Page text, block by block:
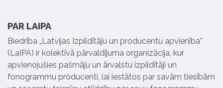
PAR LAIPA
Biedrība „Latvijas Izpildītāju un producentu apvienība”
(LaIPA) ir kolektīvā pārvaldījuma organizācija, kur
apvienojušies pašmāju un ārvalstu izpildītāji un
fonogrammu producenti, lai iestātos par savām tiesībām